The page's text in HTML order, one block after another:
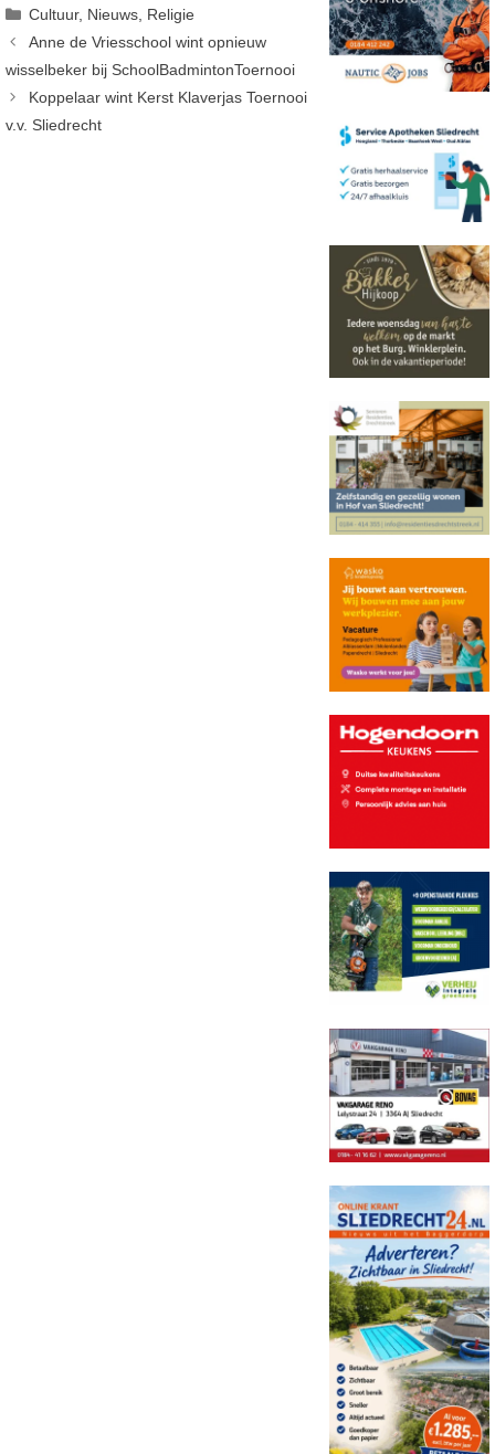
Categorieën
Cultuur, Nieuws Religie
Anne de Vriesschool wint opnieuw
wisselbeker bij SchoolBadmintonToernooi
Koppelaar wint Kerst Klaverjas Toernooi
v.v. Sliedrecht